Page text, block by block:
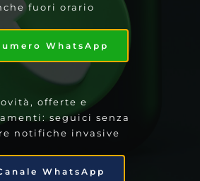
fuori orario
WhatsApp
offerte e
seguici senza
notifiche invasive
WhatsApp